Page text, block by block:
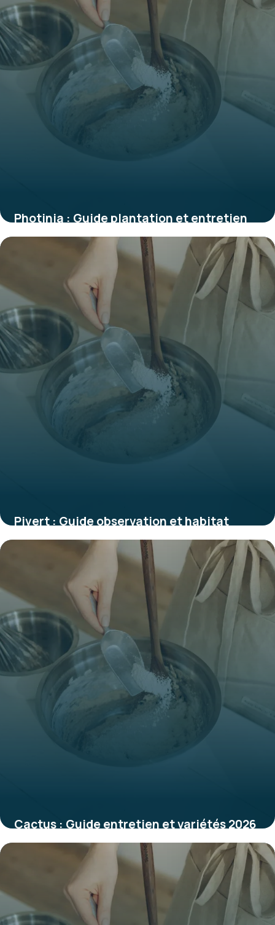
Photinia : Guide plantation et entretien
2 juin 2026
Pivert : Guide observation et habitat
1 juin 2026
Cactus : Guide entretien et variétés 2026
31 mai 2026